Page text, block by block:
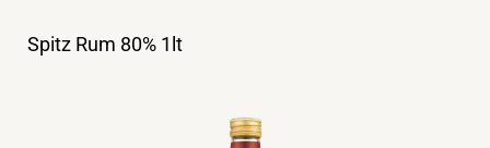
Spitz Rum 80% 1lt